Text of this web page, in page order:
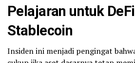
Pelajaran untuk
Stablecoin
Insiden ini menjadi pengingat